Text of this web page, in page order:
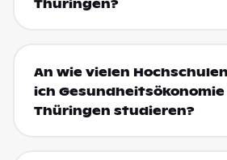
Thüringen?
An wie vielen
ich Gesundheitsökonomie
Thüringen studieren?